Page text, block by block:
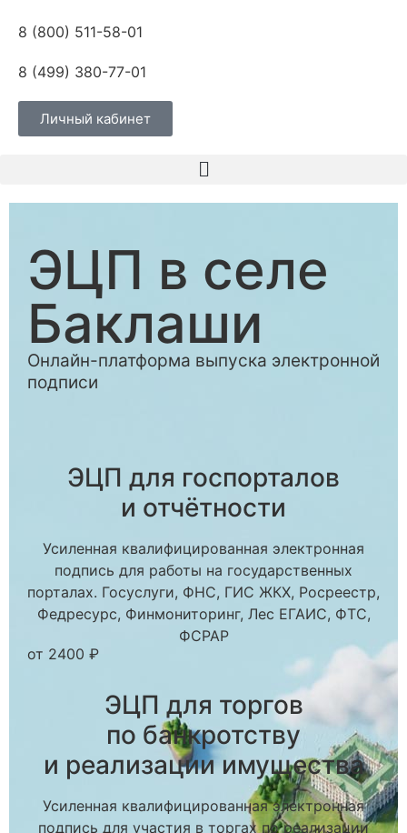
8 (800) 511-58-01
8 (499) 380-77-01
Личный кабинет
ЭЦП в селе
Баклаши
Онлайн-платформа выпуска электронной
подписи
ЭЦП для госпорталов
и отчётности
Усиленная квалифицированная электронная
подпись для работы на государственных
порталах. Госуслуги, ФНС, ГИС ЖКХ, Росреестр,
Федресурс, Финмониторинг, Лес ЕГАИС, ФТС,
ФСРАР
от 2400 ₽
ЭЦП для торгов
по банкротству
и реализации имущества
Усиленная квалифицированная электронная
подпись для участия в торгах по реализации